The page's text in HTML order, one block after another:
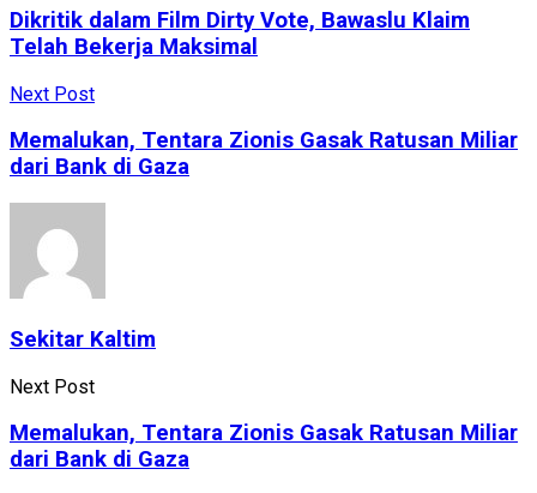
Dikritik dalam Film Dirty Vote, Bawaslu Klaim
Telah Bekerja Maksimal
Next Post
Memalukan, Tentara Zionis Gasak Ratusan Miliar
dari Bank di Gaza
Sekitar Kaltim
Next Post
Memalukan, Tentara Zionis Gasak Ratusan Miliar
dari Bank di Gaza